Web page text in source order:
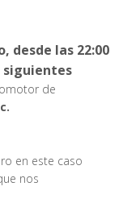
desde las 22:00
siguientes
de
en este caso
nos